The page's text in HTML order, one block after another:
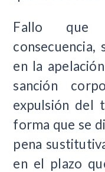
Fallo que
en la
sanción
expulsión del
forma que se
pena
en el plazo